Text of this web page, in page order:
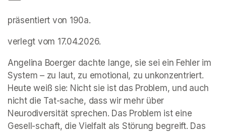
präsentiert von 190a.
verlegt vom 17.04.2026.
Angelina Boerger dachte lange, sie sei ein Fehler im
System – zu laut, zu emotional, zu unkonzentriert.
Heute weiß sie: Nicht sie ist das Problem, und auch
nicht die Tat-sache, dass wir mehr über
Neurodiversität sprechen. Das Problem ist eine
Gesell-schaft, die Vielfalt als Störung begreift. Das